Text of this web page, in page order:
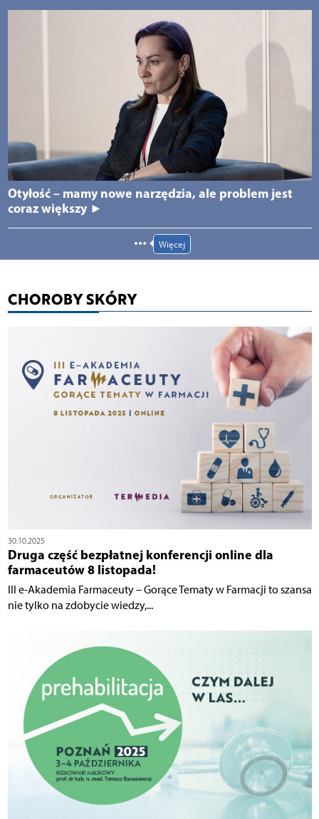
Otyłość – mamy nowe narzędzia, ale problem jest
coraz większy ►
Więcej
CHOROBY SKÓRY
30.10.2025
Druga część bezpłatnej konferencji online dla
farmaceutów 8 listopada!
III e-Akademia Farmaceuty – Gorące Tematy w Farmacji to szansa
nie tylko na zdobycie wiedzy,...